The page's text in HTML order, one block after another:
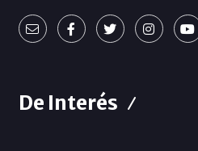
De Interés